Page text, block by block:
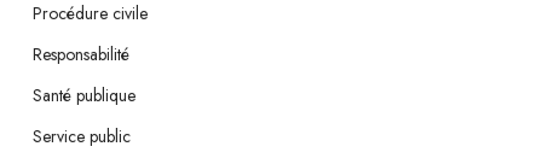
Procédure civile
Responsabilité
Santé publique
Service public